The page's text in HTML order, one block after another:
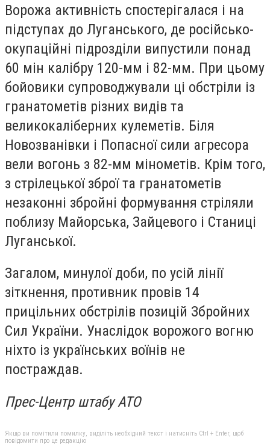
Ворожа активність спостерігалася і на
підступах до Луганського, де російсько-
окупаційні підрозділи випустили понад
60 мін калібру 120-мм і 82-мм. При цьому
бойовики супроводжували ці обстріли із
гранатометів різних видів та
великокаліберних кулеметів. Біля
Новозванівки і Попасної сили агресора
вели вогонь з 82-мм мінометів. Крім того,
з стрілецької зброї та гранатометів
незаконні збройні формування стріляли
поблизу Майорська, Зайцевого і Станиці
Луганської.
Загалом, минулої доби, по усій лінії
зіткнення, противник провів 14
прицільних обстрілів позицій Збройних
Сил України. Унаслідок ворожого вогню
ніхто із українських воїнів не
постраждав.
Прес-Центр штабу АТО
Якщо ви помітили помилку, виділіть необхідний текст і натисніть Ctrl + Enter, щоб
повідомити про це редакцію